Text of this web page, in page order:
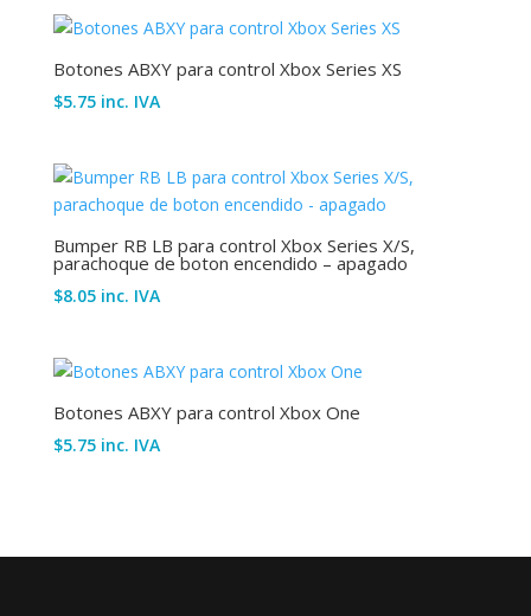
Botones ABXY para control Xbox Series XS
$5.75 inc. IVA
Bumper RB LB para control Xbox Series X/S,
parachoque de boton encendido – apagado
$8.05 inc. IVA
Botones ABXY para control Xbox One
$5.75 inc. IVA